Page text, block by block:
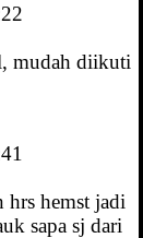
mudah diikuti
hrs hemst jadi
sapa sj dari